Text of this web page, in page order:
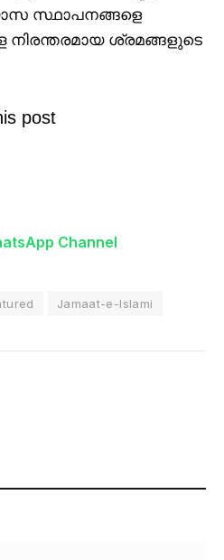
സ്ഥാപനങ്ങളെ
നിരന്തരമായ ശ്രമങ്ങളുടെ
post
Channel
Jamaat-e-Islami